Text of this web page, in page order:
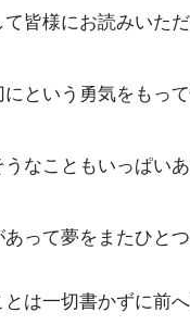
皆様にお読みいた
という勇気をもっ
なこともいっぱいあ
って夢をまたひと
は一切書かずに前